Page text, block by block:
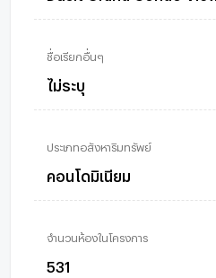
ชื่อเรียกอื่นๆ
ไม่ระบุ
ประเภทอสังหาริมทรัพย์
คอนโดมิเนียม
จำนวนห้องในโครงการ
531